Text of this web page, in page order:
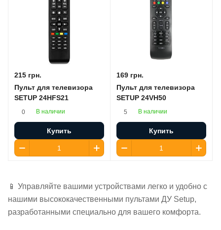
215 грн.
Пульт для телевизора
SETUP 24HFS21
0 В наличии
Купить
169 грн.
Пульт для телевизора
SETUP 24VH50
5 В наличии
Купить
📱 Управляйте вашими устройствами легко и удобно с
нашими высококачественными пультами ДУ Setup,
разработанными специально для вашего комфорта.